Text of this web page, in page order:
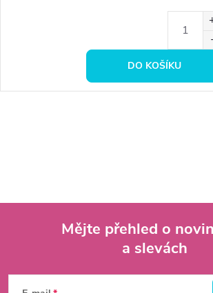
DO KOŠÍKU
Mějte přehled o
a slevách